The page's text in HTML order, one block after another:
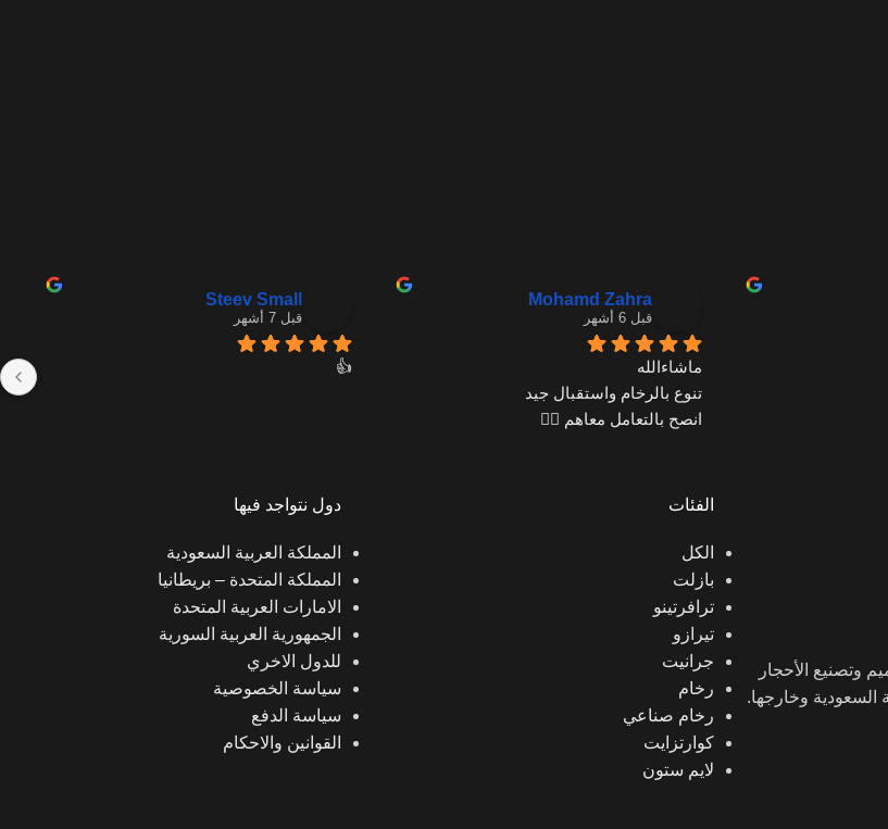
Mohamd Zahra
قبل 6 أشهر
ماشاءالله
تنوع بالرخام واستقبال جيد
انصح بالتعامل معاهم 👍🏼
Steev Small
قبل 7 أشهر
👍
وتصنيع الأحجار
السعودية وخارجها.
الفئات
الكل
بازلت
ترافرتينو
تيرازو
جرانيت
رخام
رخام صناعي
كوارتزايت
لايم ستون
دول نتواجد فيها
المملكة العربية السعودية
المملكة المتحدة – بريطانيا
الامارات العربية المتحدة
الجمهورية العربية السورية
للدول الاخري
سياسة الخصوصية
سياسة الدفع
القوانين والاحكام